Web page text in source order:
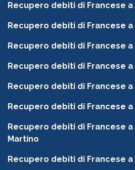
Recupero debiti di Francese a
Recupero debiti di Francese a
Recupero debiti di Francese a
Recupero debiti di Francese
Recupero debiti di Francese a
Recupero debiti di Francese
Recupero debiti di Francese a
Martino
Recupero debiti di Francese a